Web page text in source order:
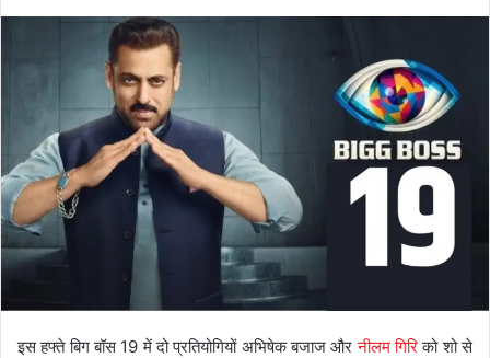
इस हफ्ते बिग बॉस 19 में दो प्रतियोगियों अभिषेक बजाज औरनीलम गिरिको शो से